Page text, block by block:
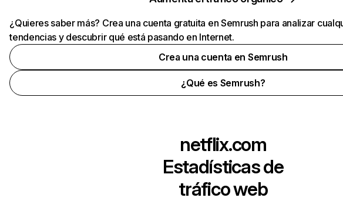
¿Quieres saber más? Crea una cuenta gratuita en Semrush para analizar
tendencias y descubrir qué está pasando en Internet.
Crea una cuenta en Semrush
¿Qué es Semrush?
netflix.com
Estadísticas de
tráfico web